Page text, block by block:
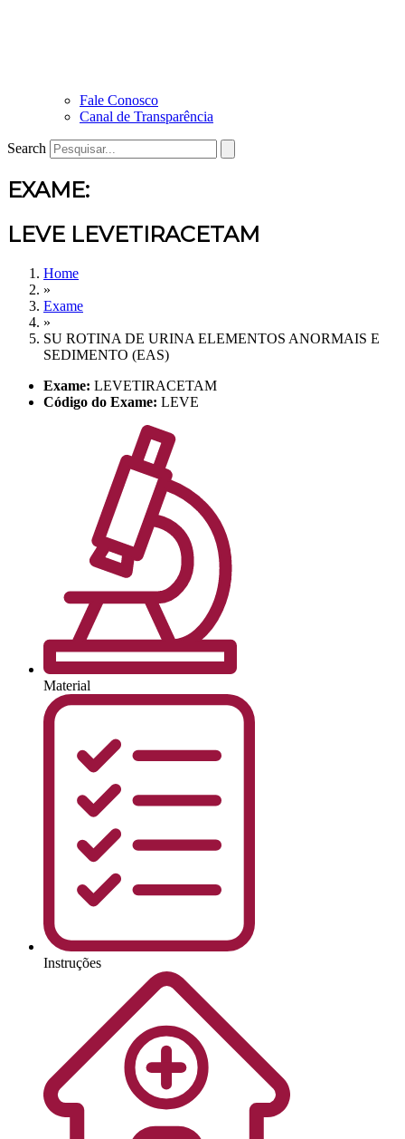
Fale Conosco
Canal de Transparência
Search
EXAME:
LEVE LEVETIRACETAM
Home
»
Exame
»
SU ROTINA DE URINA ELEMENTOS ANORMAIS E
SEDIMENTO (EAS)
Exame: LEVETIRACETAM
Código do Exame: LEVE
Material
Instruções